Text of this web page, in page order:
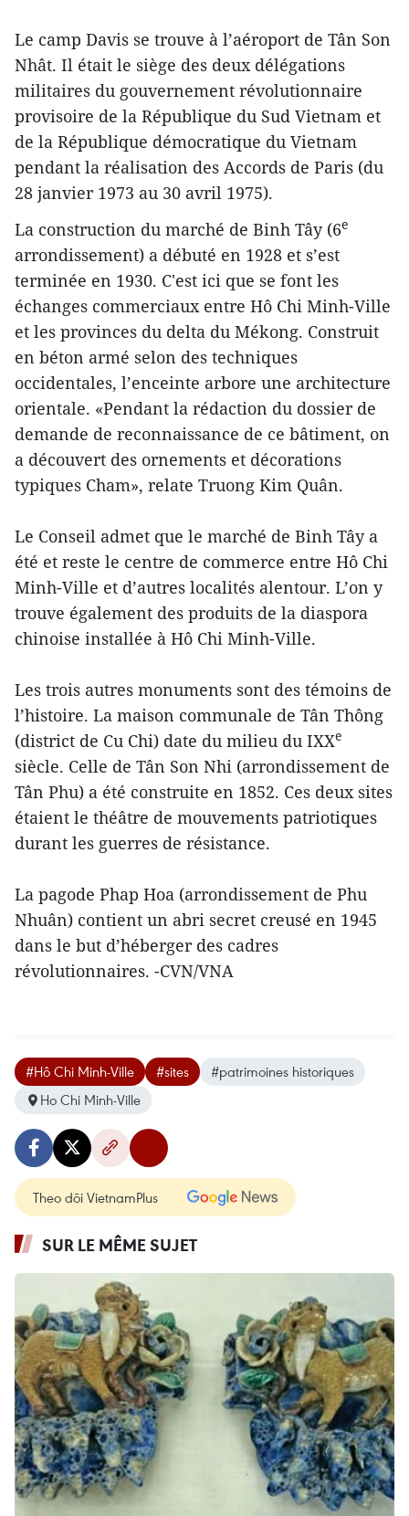
Le camp Davis se trouve à l’aéroport de Tân Son
Nhât. Il était le siège des deux délégations
militaires du gouvernement révolutionnaire
provisoire de la République du Sud Vietnam et
de la République démocratique du Vietnam
pendant la réalisation des Accords de Paris (du
28 janvier 1973 au 30 avril 1975).
La construction du marché de Binh Tây (6e
arrondissement) a débuté en 1928 et s’est
terminée en 1930. C'est ici que se font les
échanges commerciaux entre Hô Chi Minh-Ville
et les provinces du delta du Mékong. Construit
en béton armé selon des techniques
occidentales, l’enceinte arbore une architecture
orientale. «Pendant la rédaction du dossier de
demande de reconnaissance de ce bâtiment, on
a découvert des ornements et décorations
typiques Cham», relate Truong Kim Quân.
Le Conseil admet que le marché de Binh Tây a
été et reste le centre de commerce entre Hô Chi
Minh-Ville et d’autres localités alentour. L’on y
trouve également des produits de la diaspora
chinoise installée à Hô Chi Minh-Ville.
Les trois autres monuments sont des témoins de
l’histoire. La maison communale de Tân Thông
(district de Cu Chi) date du milieu du IXXe
siècle. Celle de Tân Son Nhi (arrondissement de
Tân Phu) a été construite en 1852. Ces deux sites
étaient le théâtre de mouvements patriotiques
durant les guerres de résistance.
La pagode Phap Hoa (arrondissement de Phu
Nhuân) contient un abri secret creusé en 1945
dans le but d’héberger des cadres
révolutionnaires. -CVN/VNA
#Hô Chi Minh-Ville #sites
#patrimoines historiques
Ho Chi Minh-Ville
Theo dõi VietnamPlus
SUR LE MÊME SUJET